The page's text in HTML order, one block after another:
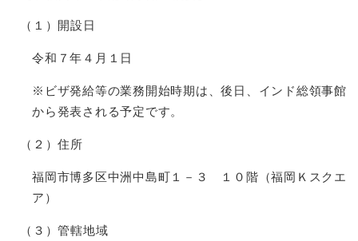
（１）開設日
令和７年４月１日
※ビザ発給等の業務開始時期は、後日、インド総領事館
から発表される予定です。
（２）住所
福岡市博多区中洲中島町１－３ １０階（福岡Ｋスクエ
ア）
（３）管轄地域